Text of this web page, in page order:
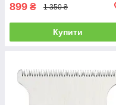
899 ₴ 1 350 ₴
Купити